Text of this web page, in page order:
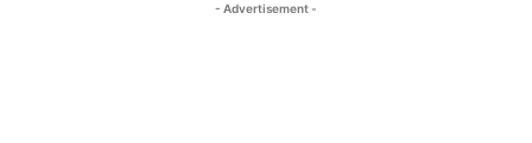
- Advertisement -